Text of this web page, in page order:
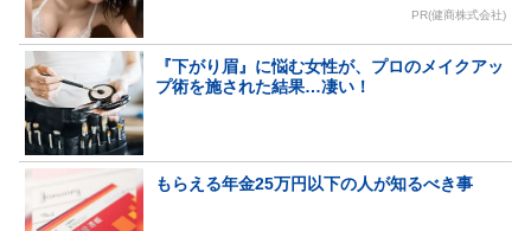
PR(健商株式会社)
『下がり眉』に悩む女性が、プロのメイクアッ
プ術を施された結果…凄い！
もらえる年金25万円以下の人が知るべき事